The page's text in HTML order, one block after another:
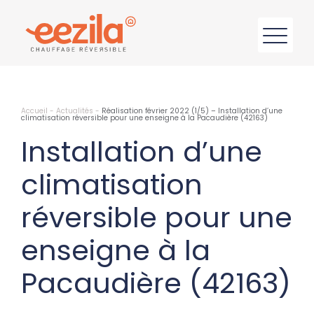
Accueil - Actualités - Réalisation février 2022 (1/5) – Installation d’une
climatisation réversible pour une enseigne à la Pacaudière (42163)
Installation d’une
climatisation
réversible pour une
enseigne à la
Pacaudière (42163)